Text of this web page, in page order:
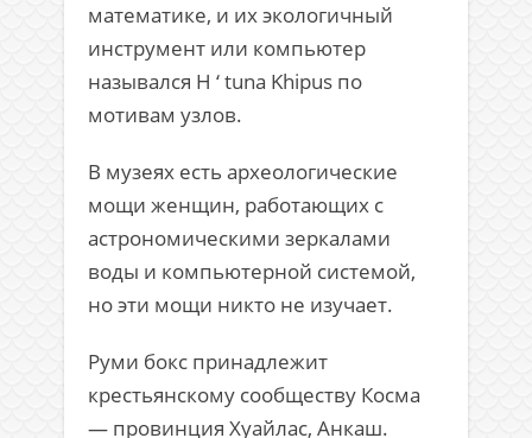
математике, и их экологичный
инструмент или компьютер
назывался H ‘ tuna Khipus по
мотивам узлов.
В музеях есть археологические
мощи женщин, работающих с
астрономическими зеркалами
воды и компьютерной системой,
но эти мощи никто не изучает.
Руми бокс принадлежит
крестьянскому сообществу Косма
— провинция Хуайлас, Анкаш.